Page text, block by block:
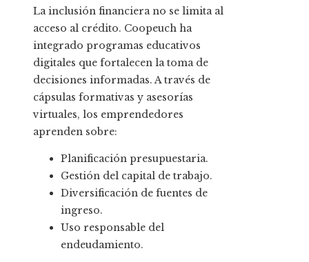
La inclusión financiera no se limita al
acceso al crédito. Coopeuch ha
integrado programas educativos
digitales que fortalecen la toma de
decisiones informadas. A través de
cápsulas formativas y asesorías
virtuales, los emprendedores
aprenden sobre:
Planificación presupuestaria.
Gestión del capital de trabajo.
Diversificación de fuentes de
ingreso.
Uso responsable del
endeudamiento.